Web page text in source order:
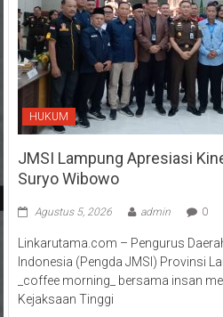
HUKUM
JMSI Lampung Apresiasi
Suryo Wibowo
Agustus 5, 2026 admin 0
Linkarutama.com – Pengurus
Indonesia (Pengda JMSI) Provinsi
_coffee morning_ bersama insan
Kejaksaan Tinggi